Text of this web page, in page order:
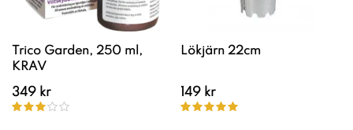
Trico Garden, 250 ml,
KRAV
349 kr
Lökjärn 22cm
149 kr